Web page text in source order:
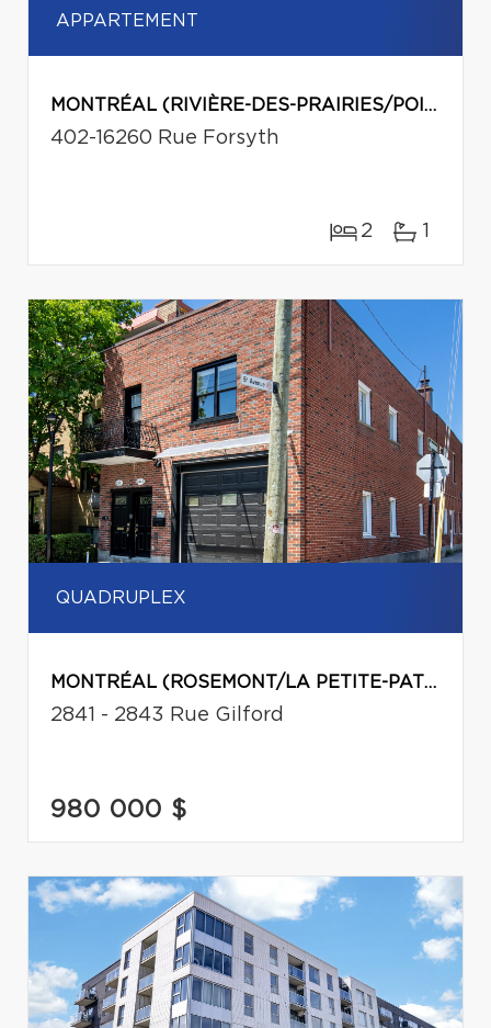
APPARTEMENT
MONTRÉAL (RIVIÈRE-DES-PRAIRIES/POINTE-AUX-TREMBLES)
402-16260 Rue Forsyth
2 1
QUADRUPLEX
MONTRÉAL (ROSEMONT/LA PETITE-PATRIE)
2841 - 2843 Rue Gilford
980 000 $